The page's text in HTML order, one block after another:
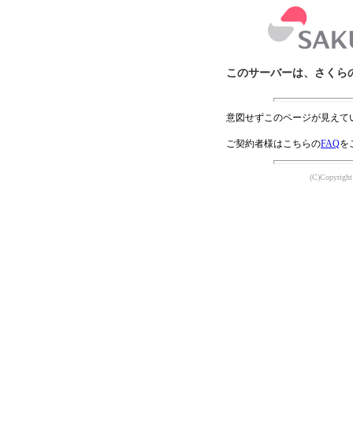
このサーバーは、さくら
意図せずこのページが見え
ご契約者様はこちらのFAQを